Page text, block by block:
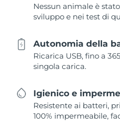
Nessun animale è
sviluppo e nei test di
Autonomia della
Ricarica USB, fino a
singola carica.
Igienico e
Resistente ai batteri,
100% impermeabile,